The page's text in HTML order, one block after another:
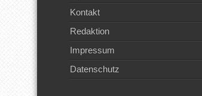
Kontakt
Redaktion
Impressum
Datenschutz